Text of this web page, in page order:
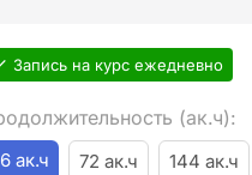
Запись на курс ежедневно
(ак.ч):
ак.ч 72 ак.ч 144 ак.ч